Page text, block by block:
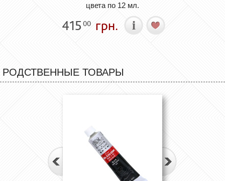
цвета по 12 мл.
415 00 грн.
РОДСТВЕННЫЕ ТОВАРЫ